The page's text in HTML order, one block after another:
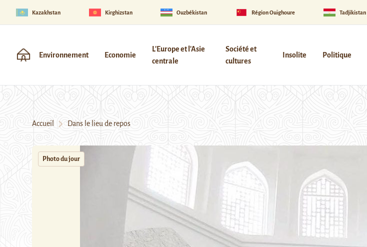
Kazakhstan Kirghizstan Ouzbékistan Région Ouïghoure Tadjikistan
Environnement Economie
L'Europe et l'Asie
centrale
Société et
cultures
Insolite Politique
Accueil Dans le lieu de repos
Photo du jour